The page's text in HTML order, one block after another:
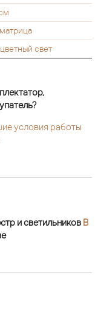
свет
условия работы
и светильников В